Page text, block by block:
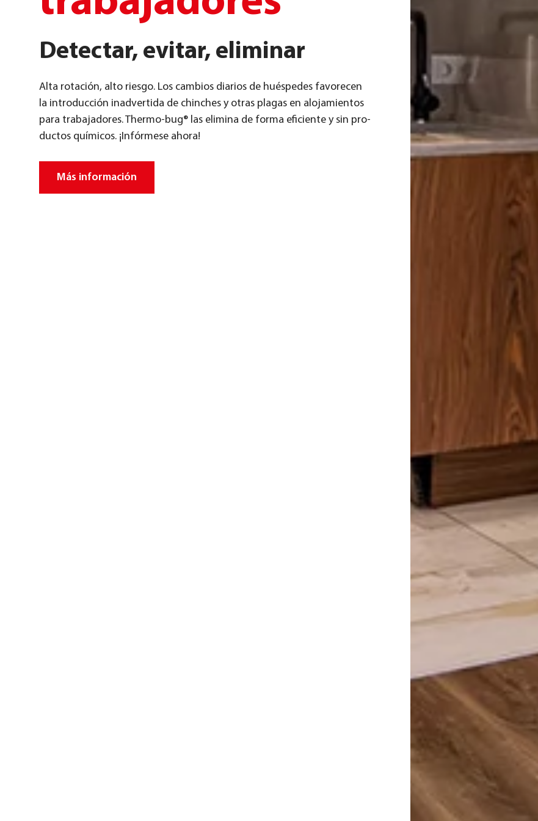
Detectar, evitar, eliminar
Alta rot­ación, alto ries­go. Los cam­bi­os dia­ri­os de hué­s­pe­des favor­ecen
la intro­duc­ción inad­vert­ida de chin­ches y otras pla­g­as en alo­ja­mi­ent­os
para tra­ba­ja­do­res. Ther­mo-bug® las eli­mi­na de for­ma efi­ci­en­te y sin pro­
duc­tos quí­mi­cos. ¡Infór­me­se aho­ra!
Más infor­mación